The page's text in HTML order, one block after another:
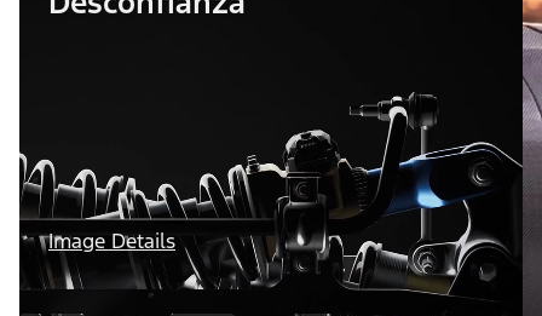
Image Details